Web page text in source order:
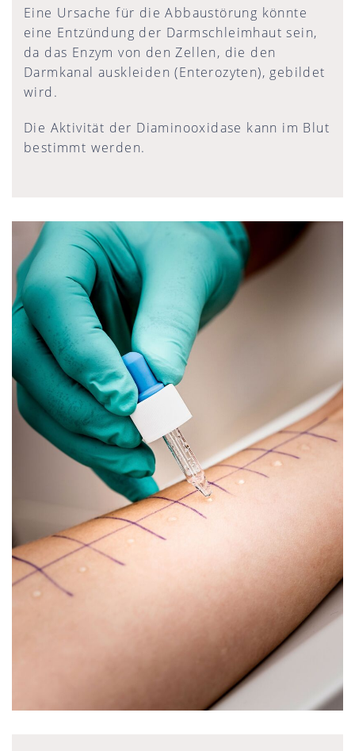
Eine Ursache für die Abbaustörung könnte
eine Entzündung der Darmschleimhaut sein,
da das Enzym von den Zellen, die den
Darmkanal auskleiden (Enterozyten), gebildet
wird.
Die Aktivität der Diaminooxidase kann im Blut
bestimmt werden.